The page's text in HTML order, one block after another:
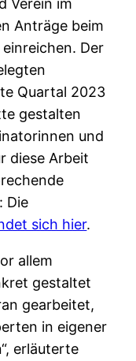
Verein im
Anträge beim
Der
Quartal 2023
gestalten
und
diese Arbeit
Die
sich hier.
allem
gestaltet
gearbeitet,
in eigener
erläuterte